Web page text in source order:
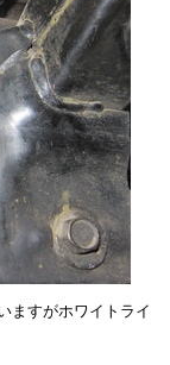
ますがホワイトライ